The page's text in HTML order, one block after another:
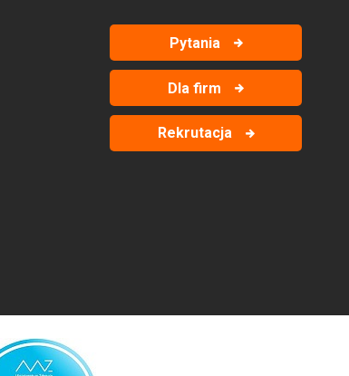
Pytania
Dla firm
Rekrutacja